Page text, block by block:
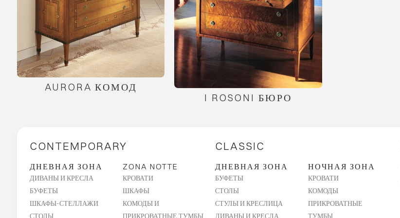
AURORA КОМОД
I ROSONI БЮРО
CONTEMPORARY CLASSIC
ДНЕВНАЯ ЗОНА
ДИВАНЫ И КРЕСЛА
БУФЕТЫ
ШКАФЫ-СТЕЛЛАЖИ
СТОЛЫ
ZONA NOTTE
КРОВАТИ
ШКАФЫ
КОМОДЫ И
ПРИКРОВАТНЫЕ ТУМБЫ
ДНЕВНАЯ ЗОНА
БУФЕТЫ
СТОЛЫ
СТУЛЫ И КРЕСЛИЦА
ДИВАНЫ И КРЕСЛА
НОЧНАЯ ЗОНА
КРОВАТИ
КОМОДЫ
ПРИКРОВАТНЫЕ
ТУМБЫ